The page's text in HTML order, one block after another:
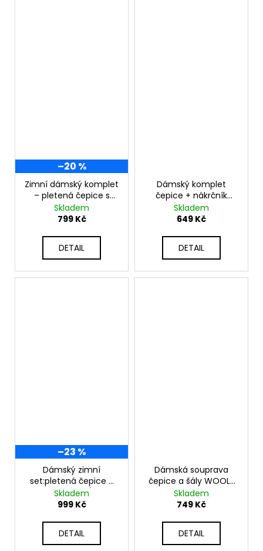
–20 %
Zimní dámský komplet
– pletená čepice s
bambulí + teplý
nákrčník ZIZI-MULTI
Skladem
799 Kč
DETAIL
Dámský komplet
čepice + nákrčník
S3051
Skladem
649 Kč
DETAIL
–23 %
Dámský zimní
set:pletená čepice +
masivní KOMÍN K11
Skladem
999 Kč
DETAIL
Dámská souprava
čepice a šály WOOL-
VERONA SET
Skladem
749 Kč
DETAIL